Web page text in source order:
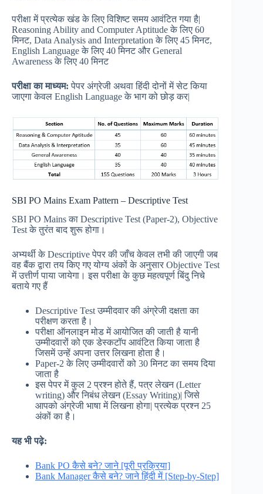
परीक्षा में प्रत्येक खंड के लिए विशिष्ट समय आवंटित गया है|
Reasoning Ability and Computer Aptitude के लिए 60
मिनट, Data Analysis and Interpretation के लिए 45 मिनट,
English Language के लिए 40 मिनट और General
Awareness के लिए 40 मिनट
परीक्षाकामाध्यम: पेपर अंग्रेजी अथवा हिंदी दोनों में सेट किया
जाएगा केवल English Language के भाग को छोड़ कर|
SBI PO Mains Exam Pattern – Descriptive Test
SBI PO Mains का Descriptive Test (Paper-2), Objective
Test के तुरंत बाद शुरू होगा।
अभ्यर्थी के Descriptive पेपर की जाँच केवल तभी की जाएगी जब
वह बैंक द्वारा तय किए गए योग्य अंकों के अनुसार Objective Test
में उत्तीर्ण पाया जायेगा। इस परीक्षा के कुछ महत्वपूर्ण बिंदु निचे
बताये गए हैं
Descriptive Test उम्मीदवार की अंग्रेजी दक्षता का
परीक्षण करता है।
परीक्षा ऑनलाइन मोड में आयोजित की जाती है यानी
उम्मीदवारों को एक डेस्कटॉप आवंटित किया जाता है
जिसमें उन्हें अपना उत्तर लिखना होता है।
Paper-2 के लिए उम्मीदवारों को 30 मिनट का समय दिया
जाता है
इस पेपर में कुल 2 प्रश्न होते हैं, पत्र लेखन (Letter
writing) और निबंध लेखन (Essay Writing)| जिसे
आपको अंग्रेजी भाषा में लिखना होगा| प्रत्येक प्रश्न 25
अंकों का है।
यह भी पढ़े:
Bank PO कैसे बने? जाने [पूरी प्रक्रिया]
Bank Manager कैसे बने? जाने हिंदी में [Step-by-Step]